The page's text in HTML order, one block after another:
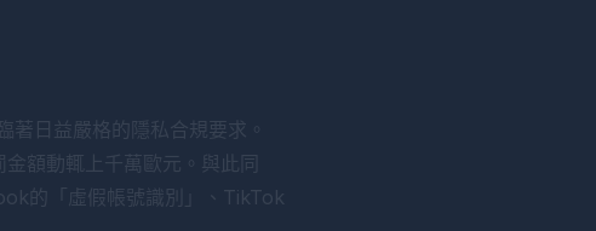
日益嚴格的隱私合規要求。
額動輒上千萬歐元。與此同
的「虛假帳號識別」、TikTok